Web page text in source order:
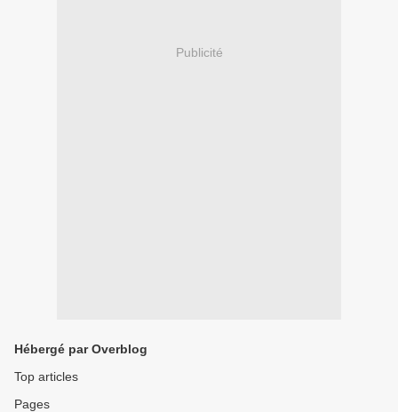
Publicité
Hébergé par Overblog
Top articles
Pages